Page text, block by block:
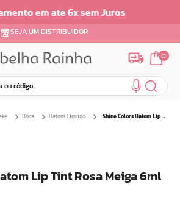
em ate 6x sem Juros
SEJA UM DISTRIBUIDOR
0
ou código...
Boca Batom Liquido Shine Colors Batom Lip Tint Rosa Meiga 6ml
Lip Tint Rosa Meiga 6ml